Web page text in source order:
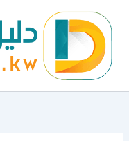
المحتوى